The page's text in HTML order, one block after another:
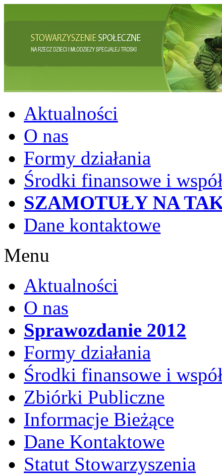
Aktualności
O nas
Formy działania
Środki finansowe i
SZAMOTUŁY NA
Dane kontaktowe
Menu
Aktualności
O nas
Sprawozdanie 2012
Formy działania
Środki finansowe i
Zbiórki Publiczne
Informacje Bieżące
Dane Kontaktowe
Statut Stowarzyszenia